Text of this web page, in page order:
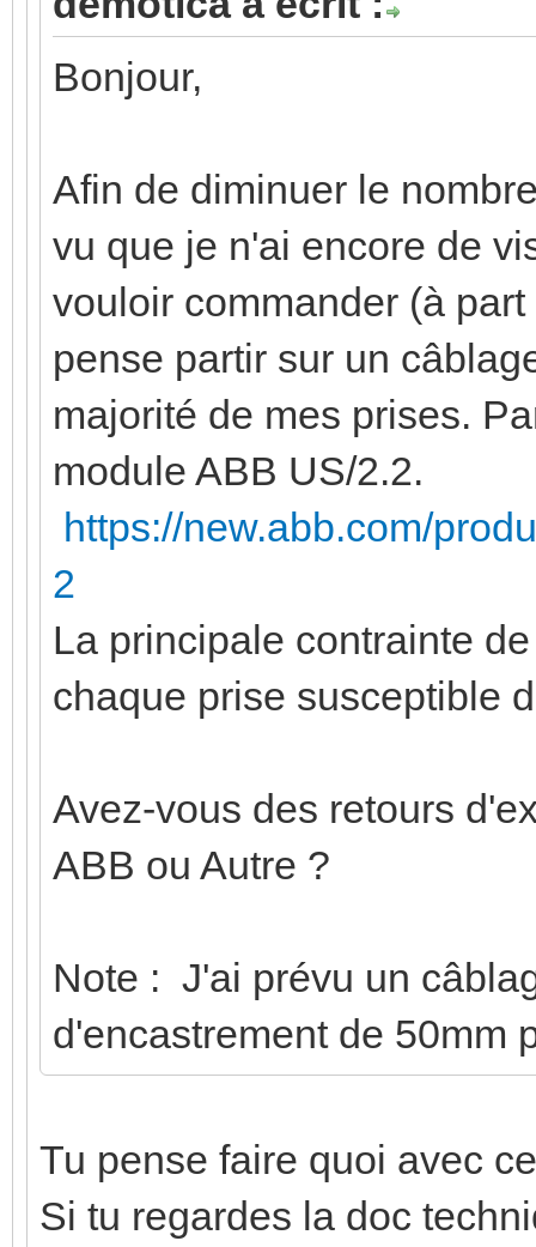
Bonjour,
Afin de diminuer le
vu que je n'ai encore de
vouloir commander (à
pense partir sur un
majorité de mes prises.
module ABB US/2.2.
https://new.abb.com/
2
La principale contrainte
chaque prise susceptible
Avez-vous des retours
ABB ou Autre ?
Note : J'ai prévu un
d'encastrement de 50mm
Tu pense faire quoi avec
Si tu regardes la doc